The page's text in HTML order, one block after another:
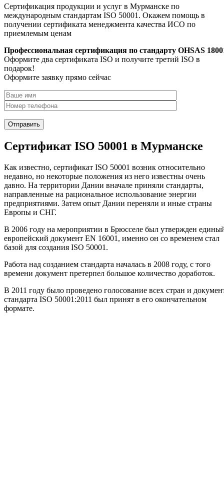
Сертификация продукции и услуг в Мурманске по
международным стандартам ISO 50001. Окажем помощь в
получении сертификата менеджмента качества ИСО по
приемлемым ценам
Профессиональная сертификация по стандарту OHSAS
Оформите два сертификата ISO и получите третий ISO в
подарок!
Оформите заявку прямо сейчас
Сертификат ISO 50001 в Мурманске
Как известно, сертификат ISO 50001 возник относительно
недавно, но некоторые положения из него известны очень
давно. На территории Дании вначале приняли стандарты,
направленные на рациональное использование энергии
предприятиями. Затем опыт Дании переняли и иные страны
Европы и СНГ.
В 2006 году на мероприятии в Брюсселе был утвержден
европейский документ EN 16001, именно он со временем стал
базой для создания ISO 50001.
Работа над созданием стандарта началась в 2008 году, с того
времени документ претерпел большое количество доработок.
В 2011 году было проведено голосование всех стран и
стандарта ISO 50001:2011 был принят в его окончательном
формате.